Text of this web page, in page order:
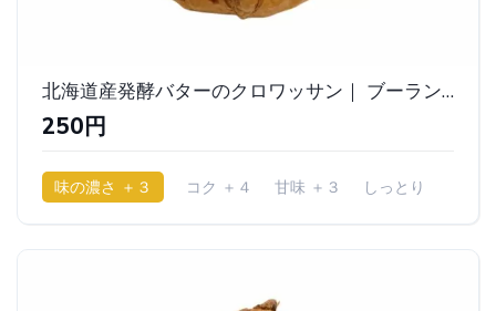
北海道産発酵バターのクロワッサン｜ ブーランジェリー パンタレイ
250円
味の濃さ ＋３ コク ＋４ 甘味 ＋３ しっとり